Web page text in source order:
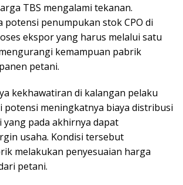
TBS mengalami tekanan.
potensi penumpukan stok CPO di
ekspor yang harus melalui satu
kemampuan pabrik
petani.
kekhawatiran di kalangan pelaku
potensi meningkatnya biaya distribusi
yang pada akhirnya dapat
usaha. Kondisi tersebut
melakukan penyesuaian harga
petani.